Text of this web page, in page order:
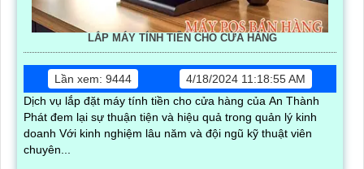
LẮP MÁY TÍNH TIỀN CHO CỬA HÀNG
Lần xem: 9444
4/18/2024 11:18:55 AM
Dịch vụ lắp đặt máy tính tiền cho cửa hàng của An Thành
Phát đem lại sự thuận tiện và hiệu quả trong quản lý kinh
doanh Với kinh nghiệm lâu năm và đội ngũ kỹ thuật viên
chuyên...